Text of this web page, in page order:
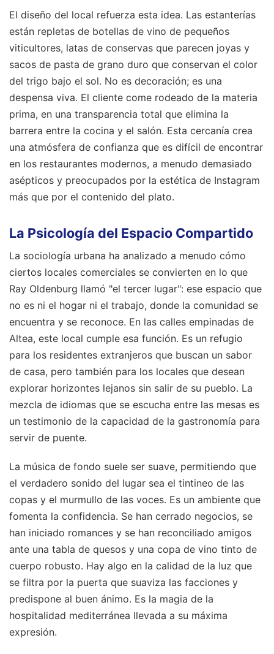
El diseño del local refuerza esta idea. Las estanterías
están repletas de botellas de vino de pequeños
viticultores, latas de conservas que parecen joyas y
sacos de pasta de grano duro que conservan el color
del trigo bajo el sol. No es decoración; es una
despensa viva. El cliente come rodeado de la materia
prima, en una transparencia total que elimina la
barrera entre la cocina y el salón. Esta cercanía crea
una atmósfera de confianza que es difícil de encontrar
en los restaurantes modernos, a menudo demasiado
asépticos y preocupados por la estética de Instagram
más que por el contenido del plato.
La Psicología del Espacio Compartido
La sociología urbana ha analizado a menudo cómo
ciertos locales comerciales se convierten en lo que
Ray Oldenburg llamó "el tercer lugar": ese espacio que
no es ni el hogar ni el trabajo, donde la comunidad se
encuentra y se reconoce. En las calles empinadas de
Altea, este local cumple esa función. Es un refugio
para los residentes extranjeros que buscan un sabor
de casa, pero también para los locales que desean
explorar horizontes lejanos sin salir de su pueblo. La
mezcla de idiomas que se escucha entre las mesas es
un testimonio de la capacidad de la gastronomía para
servir de puente.
La música de fondo suele ser suave, permitiendo que
el verdadero sonido del lugar sea el tintineo de las
copas y el murmullo de las voces. Es un ambiente que
fomenta la confidencia. Se han cerrado negocios, se
han iniciado romances y se han reconciliado amigos
ante una tabla de quesos y una copa de vino tinto de
cuerpo robusto. Hay algo en la calidad de la luz que
se filtra por la puerta que suaviza las facciones y
predispone al buen ánimo. Es la magia de la
hospitalidad mediterránea llevada a su máxima
expresión.